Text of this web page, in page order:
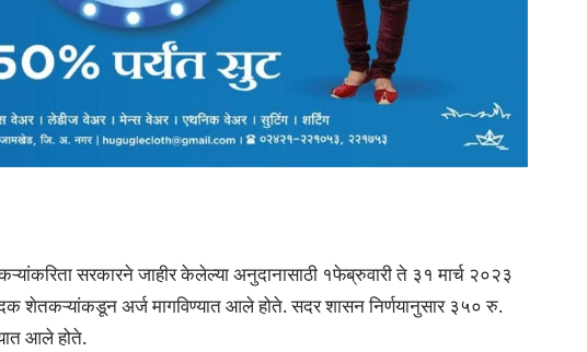
सरकारने जाहीर केलेल्या अनुदानासाठी १फेब्रुवारी ते ३१ मार्च २०२३
शेतकऱ्यांकडून अर्ज मागविण्यात आले होते. सदर शासन निर्णयानुसार ३५० रु.
आले होते.